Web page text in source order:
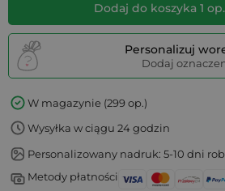
Dodaj do koszyka 1 op.
Personalizuj
Dodaj
W magazynie (299 op.)
Wysyłka w ciągu 24 godzin
Personalizowany nadruk: 5-10 dni
Metody płatności